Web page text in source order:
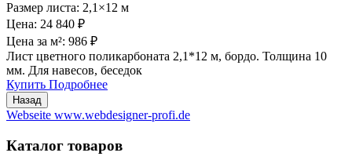
Размер листа: 2,1×12 м
Цена: 24 840 ₽
Цена за м²: 986 ₽
Лист цветного поликарбоната 2,1*12 м, бордо. Толщина 10
мм. Для навесов, беседок
Купить Подробнее
Webseite www.webdesigner-profi.de
Каталог товаров